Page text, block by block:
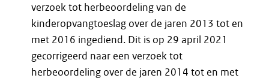
verzoek tot herbeoordeling van de
kinderopvangtoeslag over de jaren 2013 tot en
met 2016 ingediend. Dit is op 29 april 2021
gecorrigeerd naar een verzoek tot
herbeoordeling over de jaren 2014 tot en met